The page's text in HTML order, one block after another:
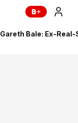
Gareth Bale: Ex-